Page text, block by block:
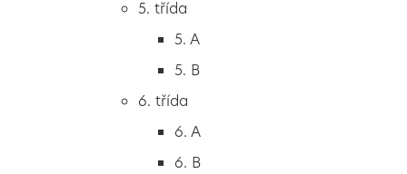
2. B
3. A
5. třída
5. A
5. B
6. třída
6. A
6. B